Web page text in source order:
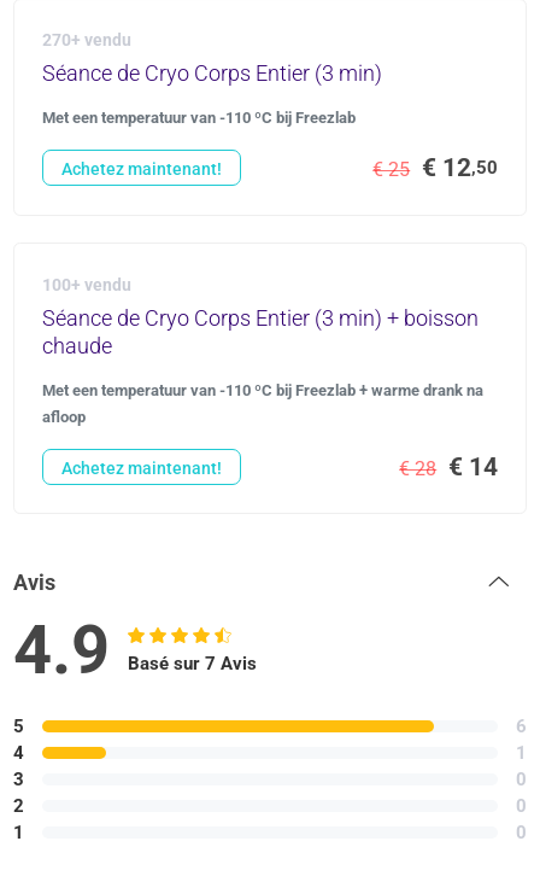
270+ vendu
Séance de Cryo Corps Entier (3 min)
Met een temperatuur van -110 ºC bij Freezlab
€ 25 € 12,50
Achetez maintenant!
100+ vendu
Séance de Cryo Corps Entier (3 min) + boisson
chaude
Met een temperatuur van -110 ºC bij Freezlab + warme drank na
afloop
€ 28 € 14
Achetez maintenant!
Avis
4.9 Basé sur 7 Avis
5
4
3
2
1
6
1
0
0
0